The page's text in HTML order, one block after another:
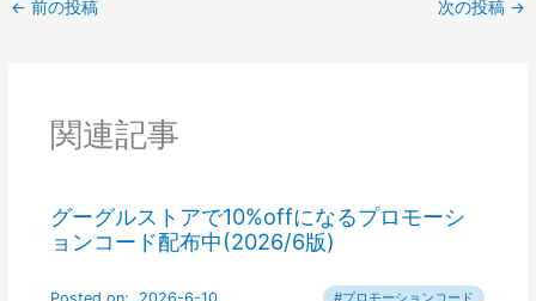
← 前の投稿 次の投稿 →
関連記事
グーグルストアで10%offになるプロモーシ
ョンコード配布中(2026/6版)